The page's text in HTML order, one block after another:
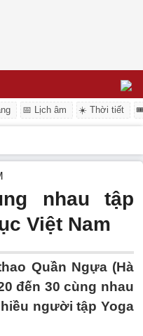
📅 Lịch âm ☀️ Thời tiết
nhau tập
Việt Nam
Quần Ngựa (Hà
đến 30 cùng nhau
người tập Yoga